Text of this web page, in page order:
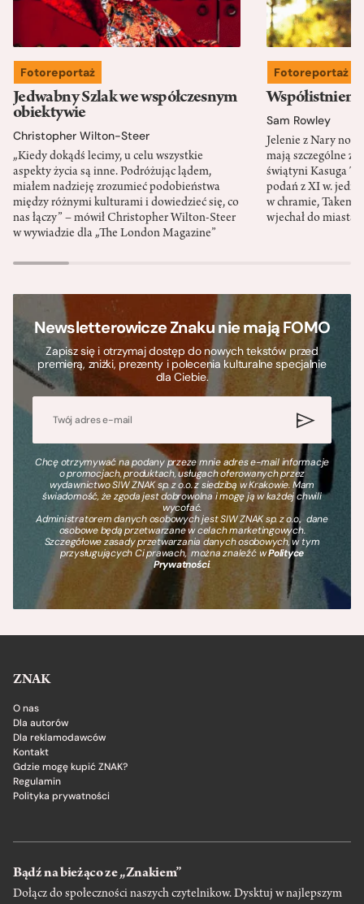
Fotoreportaż
Jedwabny Szlak we współczesnym
obiektywie
Christopher Wilton-Steer
„Kiedy dokądś lecimy, u celu wszystkie
aspekty życia są inne. Podróżując lądem,
miałem nadzieję zrozumieć podobieństwa
między różnymi kulturami i dowiedzieć się, co
nas łączy” – mówił Christopher Wilton-Steer
w wywiadzie dla „The London Magazine”
Fotoreportaż
Sam Rowley
Jelenie z Nary
mają szczególne
świątyni Kasuga
podań z XI w.
w chramie,
wjechał do miasta
Newsletterowicze Znaku nie mają FOMO
Zapisz się i otrzymaj dostęp do nowych tekstów przed
premierą, zniżki, prezenty i polecenia kulturalne specjalnie
dla Ciebie.
Chcę otrzymywać na podany przeze mnie adres e-mail informacje
o promocjach, produktach, usługach oferowanych przez
wydawnictwo SIW ZNAK sp. z o.o. z siedzibą w Krakowie. Mam
świadomość, że zgoda jest dobrowolna i mogę ją w każdej chwili
wycofać.
Administratorem danych osobowych jest SIW ZNAK sp. z o.o., dane
osobowe będą przetwarzane w celach marketingowych.
Szczegółowe zasady przetwarzania danych osobowych, w tym
przysługujących Ci prawach, można znaleźć wPolityce
Prywatności.
ZNAK
O nas
Dla autorów
Dla reklamodawców
Kontakt
Gdzie mogę kupić ZNAK?
Regulamin
Polityka prywatności
Bądź na bieżąco ze „Znakiem”
Dołącz do społeczności naszych czytelnikow. Dysktuj w najlepszym